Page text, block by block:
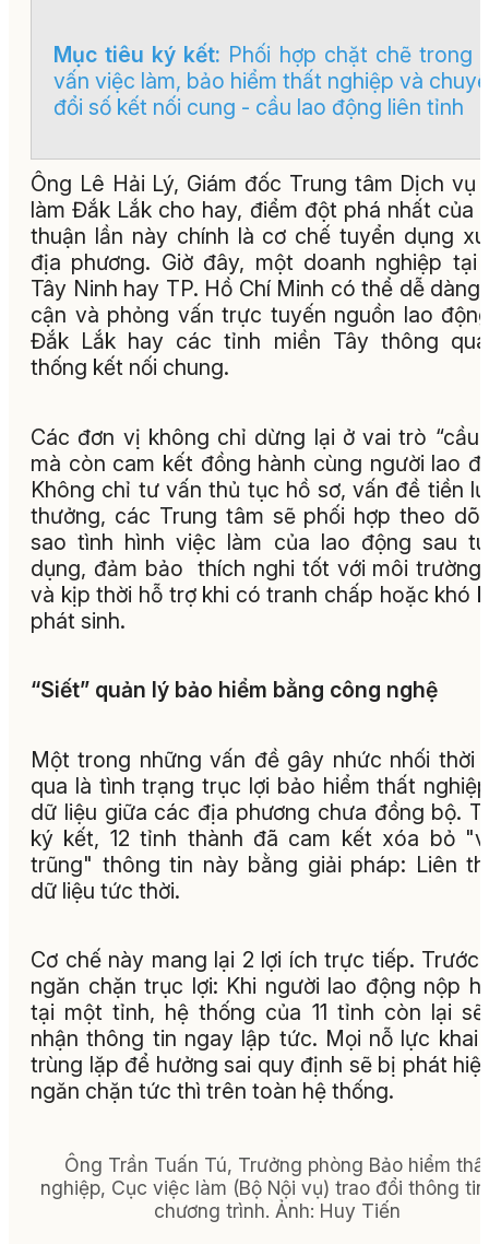
Mục tiêu ký kết: Phối hợp chặt chẽ trong
vấn việc làm, bảo hiểm thất nghiệp và
đổi số kết nối cung - cầu lao động liên tỉnh
Ông Lê Hải Lý, Giám đốc Trung tâm Dịch vụ
làm Đắk Lắk cho hay, điểm đột phá nhất của
thuận lần này chính là cơ chế tuyển dụng
địa phương. Giờ đây, một doanh nghiệp tại
Tây Ninh hay TP. Hồ Chí Minh có thể dễ dàng
cận và phỏng vấn trực tuyến nguồn lao
Đắk Lắk hay các tỉnh miền Tây thông
thống kết nối chung.
Các đơn vị không chỉ dừng lại ở vai trò “cầu
mà còn cam kết đồng hành cùng người lao
Không chỉ tư vấn thủ tục hồ sơ, vấn đề tiền
thưởng, các Trung tâm sẽ phối hợp theo
sao tình hình việc làm của lao động sau
dụng, đảm bảo thích nghi tốt với môi trường
và kịp thời hỗ trợ khi có tranh chấp hoặc khó
phát sinh.
“Siết” quản lý bảo hiểm bằng công nghệ
Một trong những vấn đề gây nhức nhối thời
qua là tình trạng trục lợi bảo hiểm thất
dữ liệu giữa các địa phương chưa đồng bộ.
ký kết, 12 tỉnh thành đã cam kết xóa bỏ
trũng" thông tin này bằng giải pháp: Liên
dữ liệu tức thời.
Cơ chế này mang lại 2 lợi ích trực tiếp. Trước
ngăn chặn trục lợi: Khi người lao động nộp
tại một tỉnh, hệ thống của 11 tỉnh còn lại
nhận thông tin ngay lập tức. Mọi nỗ lực khai
trùng lặp để hưởng sai quy định sẽ bị phát
ngăn chặn tức thì trên toàn hệ thống.
Ông Trần Tuấn Tú, Trưởng phòng Bảo hiểm
nghiệp, Cục việc làm (Bộ Nội vụ) trao đổi thông
chương trình. Ảnh: Huy Tiến